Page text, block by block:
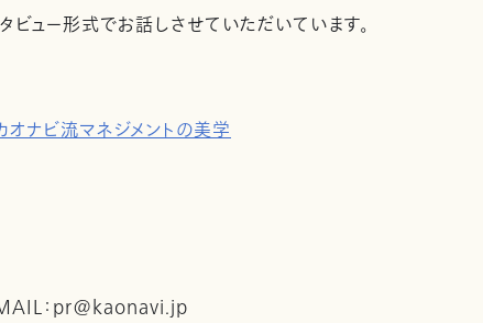
ュー形式でお話しさせていただいています。
ナビ流マネジメントの美学
：pr@kaonavi.jp